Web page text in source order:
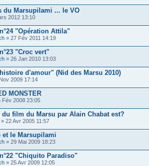
du Marsupilami ... le VO
2012 13:10
"Opération Attila"
» 27 Fév 2011 14:19
"Croc vert"
» 26 Jan 2010 13:03
d'amour" (Nid des Marsu 2010)
2009 17:14
MONSTER
Fév 2008 23:05
du film du Marsu par Alain Chabat est?
» 22 Avr 2005 11:57
et le Marsupilami
» 29 Mai 2009 18:23
"Chiquito Paradiso"
» 25 Avr 2009 12:05